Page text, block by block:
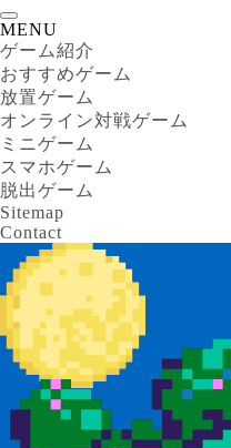
MENU
ゲーム紹介
おすすめゲーム
放置ゲーム
オンライン対戦ゲーム
ミニゲーム
スマホゲーム
脱出ゲーム
Sitemap
Contact